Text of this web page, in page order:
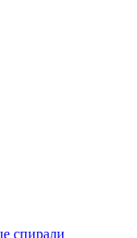
спирали